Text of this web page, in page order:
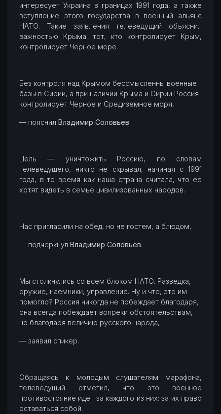
интересует Украина в границах 1991 года, а также
вступление этого государства в военный альянс
НАТО. Такие заявления телеведущий объяснил
важностью Крыма: тот, кто контролирует Крым,
контролирует Черное море.
Без контроля над Крымом бессмысленны военные
базы в Сирии, а при наличии Крыма и Сирии Россия
контролирует Черное и Средиземное моря,
— пояснил Владимир Соловьев.
Цель — уничтожить Россию, по словам
телеведущего, никто не скрывал, начиная с 1991
года, в то время как наша страна считала, что ее
хотят видеть в семье цивилизованных народов.
Нас пригласили на обед, но не гостем, а блюдом,
— подчеркнул Владимир Соловьев.
Мы столкнулись со всем блоком НАТО. Разведка,
оружие, наемники, управление. Ну и что, это им
помогло? Россия никогда не побеждает благодаря,
она всегда побеждает вопреки обстоятельствам,
но благодаря величию русского народа,
— заявил спикер.
Обращаясь к молодым слушателям марафона,
телеведущий отметил, что это военное
противостояние идет за каждого из них: за их право
оставаться собой.